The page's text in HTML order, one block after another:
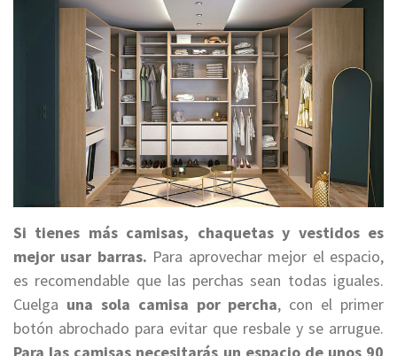
Si tienes más camisas, chaquetas y vestidos es
mejor usar barras. Para aprovechar mejor el espacio,
es recomendable que las perchas sean todas iguales.
Cuelga una sola camisa por percha, con el primer
botón abrochado para evitar que resbale y se arrugue.
Para las camisas necesitarás un espacio de unos 90